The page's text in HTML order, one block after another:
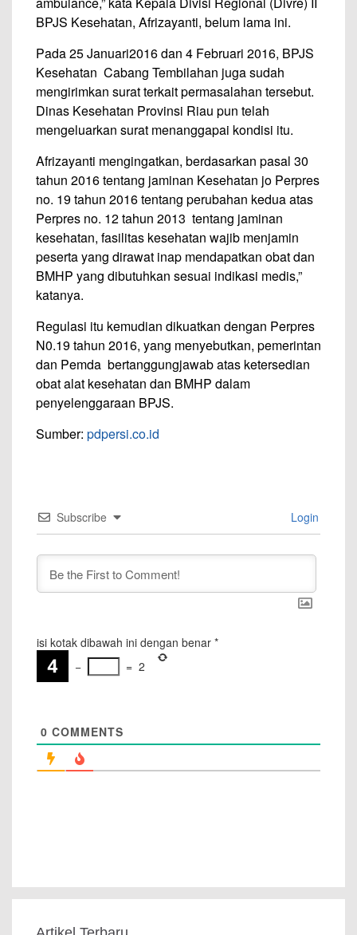
BPJS Kesehatan, Afrizayanti, belum lama ini.
Pada 25 Januari2016 dan 4 Februari 2016, BPJS
Kesehatan Cabang Tembilahan juga sudah
mengirimkan surat terkait permasalahan tersebut.
Dinas Kesehatan Provinsi Riau pun telah
mengeluarkan surat menanggapai kondisi itu.
Afrizayanti mengingatkan, berdasarkan pasal 30
tahun 2016 tentang jaminan Kesehatan jo Perpres
no. 19 tahun 2016 tentang perubahan kedua atas
Perpres no. 12 tahun 2013 tentang jaminan
kesehatan, fasilitas kesehatan wajib menjamin
peserta yang dirawat inap mendapatkan obat dan
BMHP yang dibutuhkan sesuai indikasi medis,”
katanya.
Regulasi itu kemudian dikuatkan dengan Perpres
N0.19 tahun 2016, yang menyebutkan, pemerintan
dan Pemda bertanggungjawab atas ketersedian
obat alat kesehatan dan BMHP dalam
penyelenggaraan BPJS.
Sumber: pdpersi.co.id
Subscribe Login
isi kotak dibawah ini dengan benar *
−
= 2
0 COMMENTS